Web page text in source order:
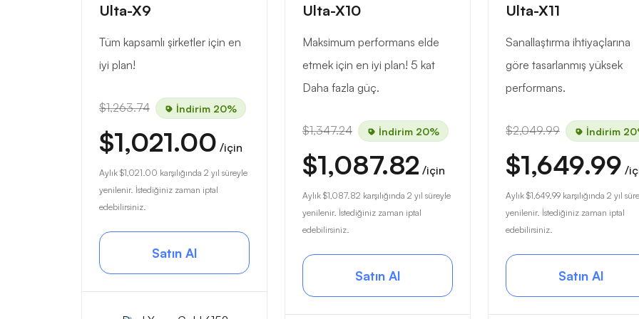
Ulta-X9
Tüm kapsamlı şirketler için en
iyi plan!
$1,263.74 İndirim 20%
$1,021.00 /için
Aylık $1,021.00 karşılığında 2 yıl süreyle
yenilenir. İstediğiniz zaman iptal
edebilirsiniz.
Satın Al
Ulta-X10
Maksimum performans elde
etmek için en iyi plan! 5 kat
Daha fazla güç.
$1,347.24 İndirim 20%
$1,087.82 /için
Aylık $1,087.82 karşılığında 2 yıl süreyle
yenilenir. İstediğiniz zaman iptal
edebilirsiniz.
Satın Al
Ulta-X11
Sanallaştırma ihtiyaçlarına
göre tasarlanmış yüksek
performans.
$2,049.99 İndirim
$1,649.99 /
Aylık $1,649.99 karşılığında 2 yıl
yenilenir. İstediğiniz zaman iptal
edebilirsiniz.
Satın Al